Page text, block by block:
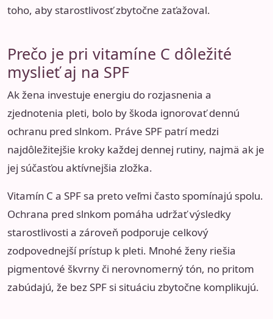
toho, aby starostlivosť zbytočne zaťažoval.
Prečo je pri vitamíne C dôležité
myslieť aj na SPF
Ak žena investuje energiu do rozjasnenia a
zjednotenia pleti, bolo by škoda ignorovať dennú
ochranu pred slnkom. Práve SPF patrí medzi
najdôležitejšie kroky každej dennej rutiny, najmä ak je
jej súčasťou aktívnejšia zložka.
Vitamín C a SPF sa preto veľmi často spomínajú spolu.
Ochrana pred slnkom pomáha udržať výsledky
starostlivosti a zároveň podporuje celkový
zodpovednejší prístup k pleti. Mnohé ženy riešia
pigmentové škvrny či nerovnomerný tón, no pritom
zabúdajú, že bez SPF si situáciu zbytočne komplikujú.